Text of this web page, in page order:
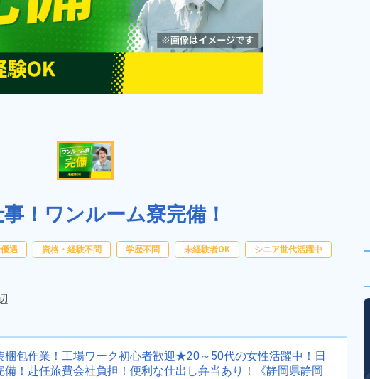
！ワンルーム寮完備！
遇 資格・経験不問 学歴不問 未経験者OK シニア世代活躍中
梱包作業！工場ワーク初心者歓迎★20～50代の女性活躍中！日
！赴任旅費会社負担！便利な仕出し弁当あり！《静岡県静岡
資格・経験不問 未経験者OK
寮費無料 キャンペーン実施中！